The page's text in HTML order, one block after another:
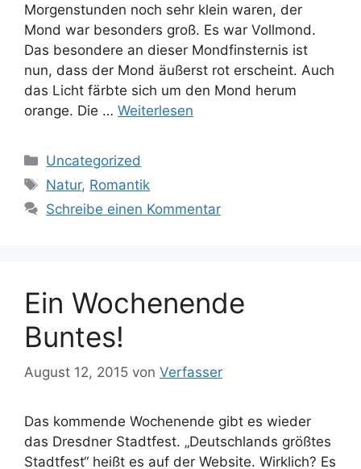
Morgenstunden noch sehr klein waren, der
Mond war besonders groß. Es war Vollmond.
Das besondere an dieser Mondfinsternis ist
nun, dass der Mond äußerst rot erscheint. Auch
das Licht färbte sich um den Mond herum
orange. Die … Weiterlesen
Kategorien
Uncategorized
Schlagwörter
Natur, Romantik
Schreibe einen Kommentar
Ein Wochenende
Buntes!
August 12, 2015 von Verfasser
Das kommende Wochenende gibt es wieder
das Dresdner Stadtfest. „Deutschlands größtes
Stadtfest“ heißt es auf der Website. Wirklich? Es